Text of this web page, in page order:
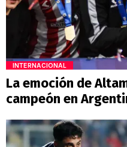
INTERNACIONAL
La emoción de
campeón en